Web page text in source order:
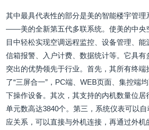
其中最具代表性的部分是美的智能楼宇管理
——美的全新第五代多联系统。使美的中央
目中轻松实现空调远程监控、设备管理、能
信箱报警、入户计费、数据统计等。它具有
突出的优势领先于行业。首先，其所有终
了“三屏合一”，PC端、WEB页面、集控端
下操作设备。其次，其支持的内机数量位居
单元数高达3840个。第三，系统仪表可以
应关系，可以直接与外机连接，再通过外